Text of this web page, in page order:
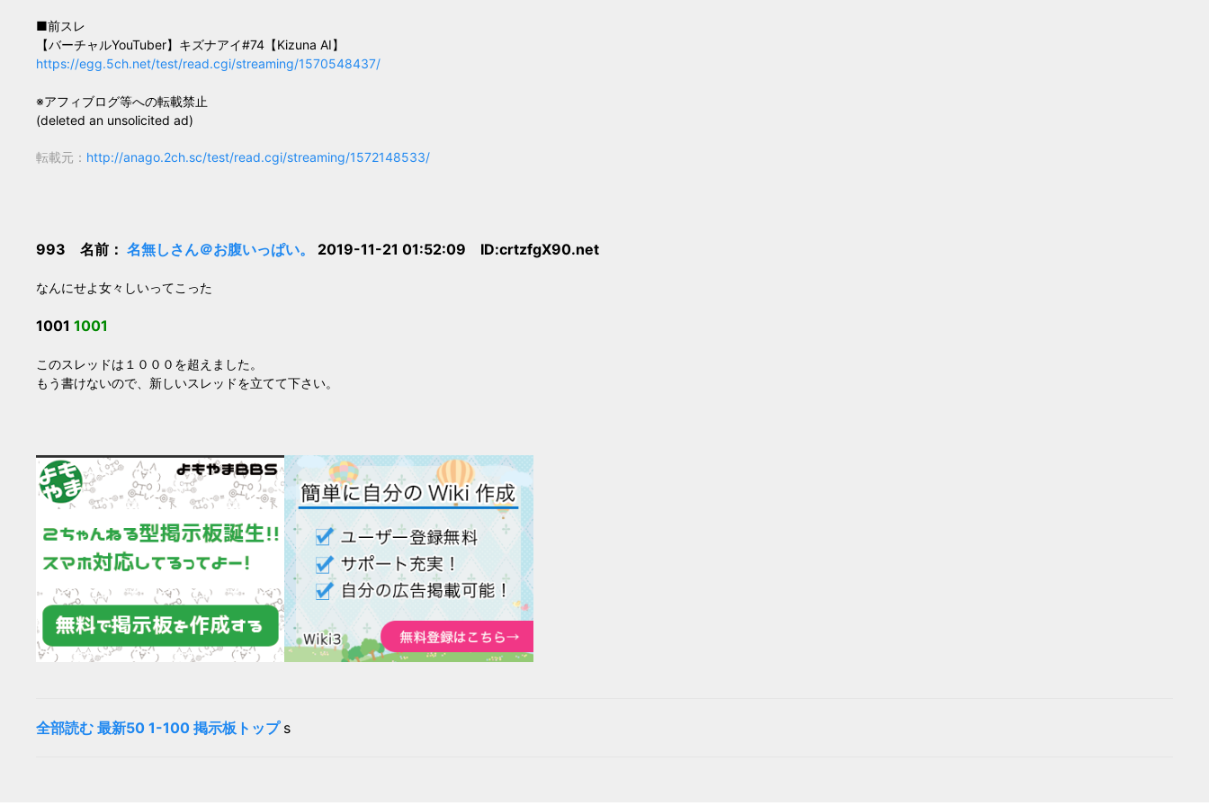
■前スレ
【バーチャルYouTuber】キズナアイ#74【Kizuna AI】
https://egg.5ch.net/test/read.cgi/streaming/1570548437/
※アフィブログ等への転載禁止
(deleted an unsolicited ad)
転載元： http://anago.2ch.sc/test/read.cgi/streaming/1572148533/
993 名前： 名無しさん＠お腹いっぱい。 2019-11-21 01:52:09 ID:crtzfgX90.net
なんにせよ女々しいってこった
1001 1001
このスレッドは１０００を超えました。
もう書けないので、新しいスレッドを立てて下さい。
全部読む 最新50 1-100 掲示板トップ s